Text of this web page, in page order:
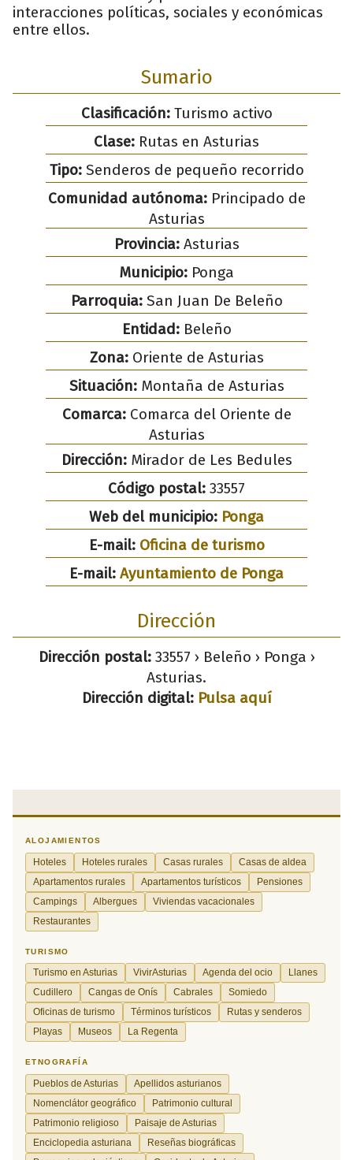
interacciones políticas, sociales y económicas
entre ellos.
Sumario
Clasificación:Turismo activo
Clase: Rutas en Asturias
Tipo:Senderos de pequeño recorrido
Comunidad autónoma:Principado de
Asturias
Provincia:Asturias
Municipio: Ponga
Parroquia:San Juan De Beleño
Entidad:Beleño
Zona:Oriente de Asturias
Situación:Montaña de Asturias
Comarca:Comarca del Oriente de
Asturias
Dirección:Mirador de Les Bedules
Código postal: 33557
Web del municipio: Ponga
E-mail: Oficina de turismo
E-mail: Ayuntamiento de Ponga
Dirección
Dirección postal:33557 › Beleño › Ponga ›
Asturias.
Dirección digital: Pulsa aquí